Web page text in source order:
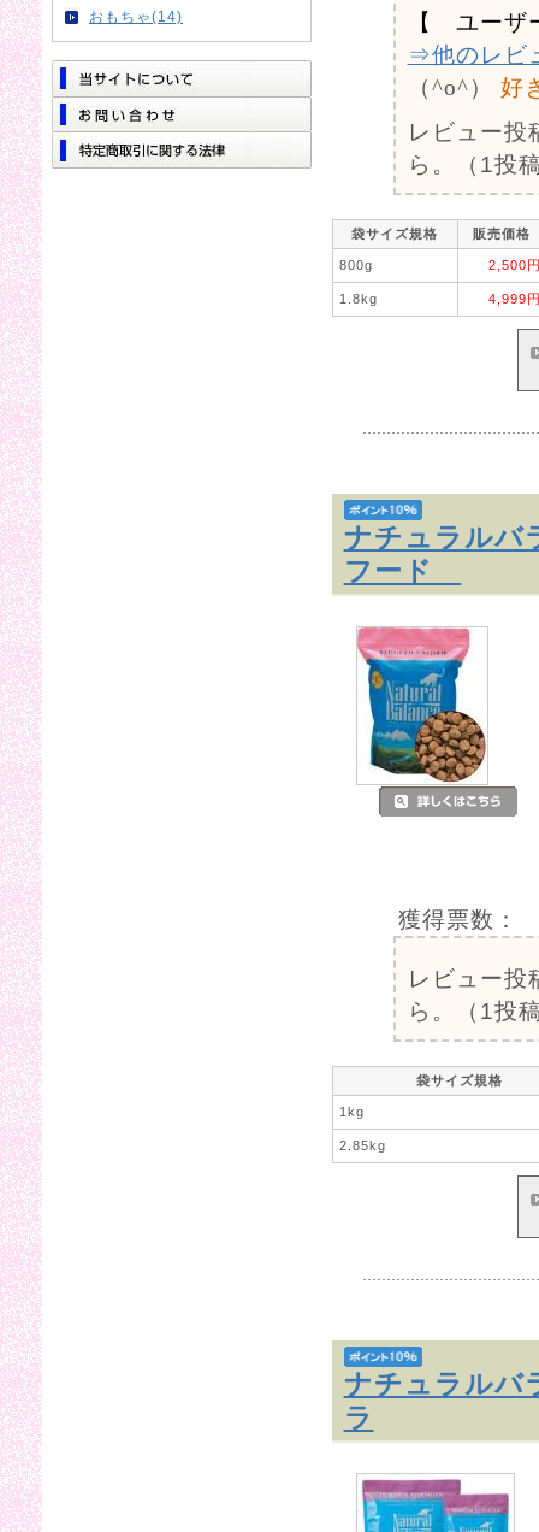
おもちゃ(14)
【 ユーザ
⇒他のレビ
（^o^）
好
レビュー投
ら。（1投
袋サイズ規格 販売価格
800g 2,500
1.8kg 4,999
ナチュラル
フード
獲得票数：
レビュー投
ら。（1投
袋サイズ規格
1kg
2.85kg
ナチュラル
ラ